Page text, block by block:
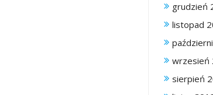
grudzień
listopad
wrzesień
sierpień